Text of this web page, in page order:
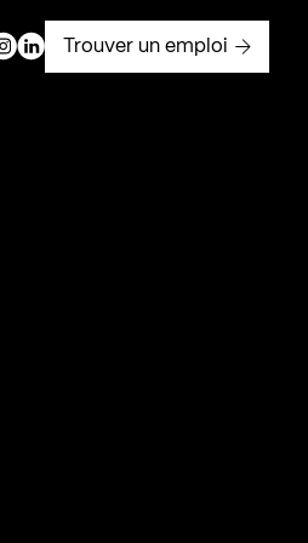
barre de recherche
Facebook de Kollectif
Instagram de Kollectif
Page Linkedin de Kollectif
Trouver un emploi